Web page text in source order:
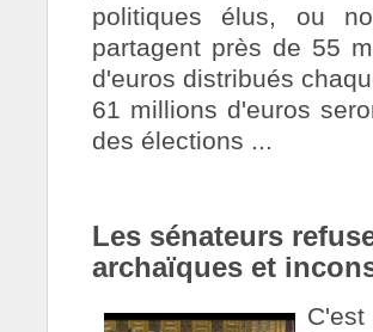
politiques élus, ou
partagent près de 55
d'euros distribués
61 millions d'euros
des élections ...
Les sénateurs
archaïques et